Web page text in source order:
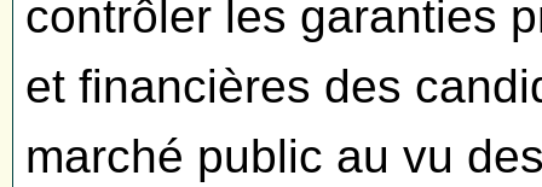
contrôler les garanties
et financières des
marché public au vu